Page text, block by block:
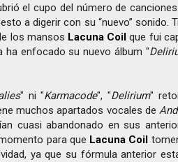
el cupo del número de
a digerir con su “nuevo” sonido.
los mansos Lacuna Coil que fui
ha enfocado su nuevo álbum "
" ni "Karmacode", "Delirium"
muchos apartados vocales de
cuasi abandonado en sus
para que Lacuna Coil
ya que su fórmula anterior